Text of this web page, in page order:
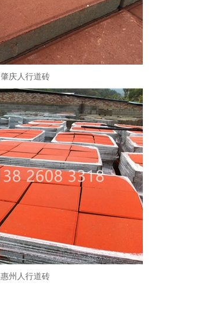
肇庆人行道砖
惠州人行道砖